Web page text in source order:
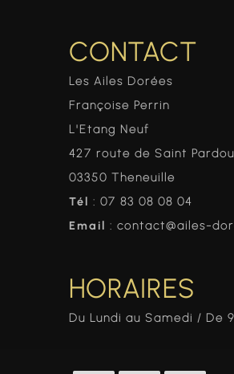
CONTACT
Les Ailes Dorées
Françoise Perrin
L'Etang Neuf
427 route de Saint
03350 Theneuille
Tél : 07 83 08 08 04
Email : contact@ailes-
HORAIRES
Du Lundi au Samedi / De